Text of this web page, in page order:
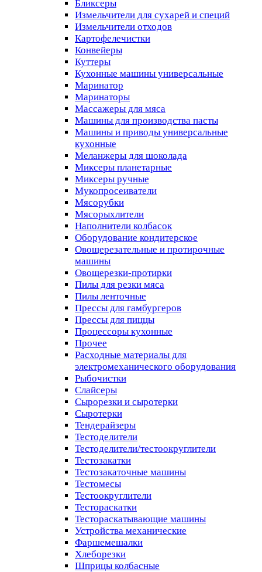
Бликсеры
Измельчители для сухарей и специй
Измельчители отходов
Картофелечистки
Конвейеры
Куттеры
Кухонные машины универсальные
Маринатор
Маринаторы
Массажеры для мяса
Машины для производства пасты
Машины и приводы универсальные
кухонные
Меланжеры для шоколада
Миксеры планетарные
Миксеры ручные
Мукопросеиватели
Мясорубки
Мясорыхлители
Наполнители колбасок
Оборудование кондитерское
Овощерезательные и протирочные
машины
Овощерезки-протирки
Пилы для резки мяса
Пилы ленточные
Прессы для гамбургеров
Прессы для пиццы
Процессоры кухонные
Прочее
Расходные материалы для
электромеханического оборудования
Рыбочистки
Слайсеры
Сырорезки и сыротерки
Сыротерки
Тендерайзеры
Тестоделители
Тестоделители/тестоокруглители
Тестозакатки
Тестозакаточные машины
Тестомесы
Тестоокруглители
Тестораскатки
Тестораскатывающие машины
Устройства механические
Фаршемешалки
Хлеборезки
Шприцы колбасные